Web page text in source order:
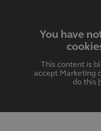
You have
This content is
accept Marketing
do this